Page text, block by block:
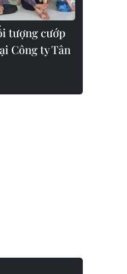
tượng cướp
Công ty Tân